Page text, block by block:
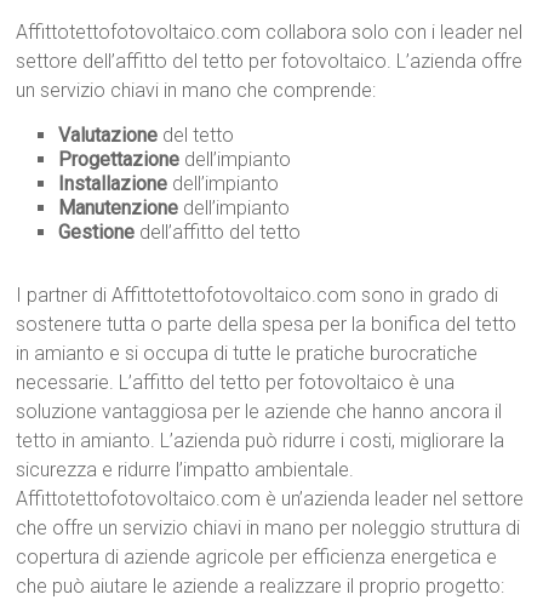
Affittotettofotovoltaico.com collabora solo con i leader nel
settore dell’affitto del tetto per fotovoltaico. L’azienda offre
un servizio chiavi in mano che comprende:
Valutazione del tetto
Progettazione dell’impianto
Installazione dell’impianto
Manutenzione dell’impianto
Gestione dell’affitto del tetto
I partner di Affittotettofotovoltaico.com sono in grado di
sostenere tutta o parte della spesa per la bonifica del tetto
in amianto e si occupa di tutte le pratiche burocratiche
necessarie. L’affitto del tetto per fotovoltaico è una
soluzione vantaggiosa per le aziende che hanno ancora il
tetto in amianto. L’azienda può ridurre i costi, migliorare la
sicurezza e ridurre l’impatto ambientale.
Affittotettofotovoltaico.com è un’azienda leader nel settore
che offre un servizio chiavi in mano per noleggio struttura di
copertura di aziende agricole per efficienza energetica e
che può aiutare le aziende a realizzare il proprio progetto: